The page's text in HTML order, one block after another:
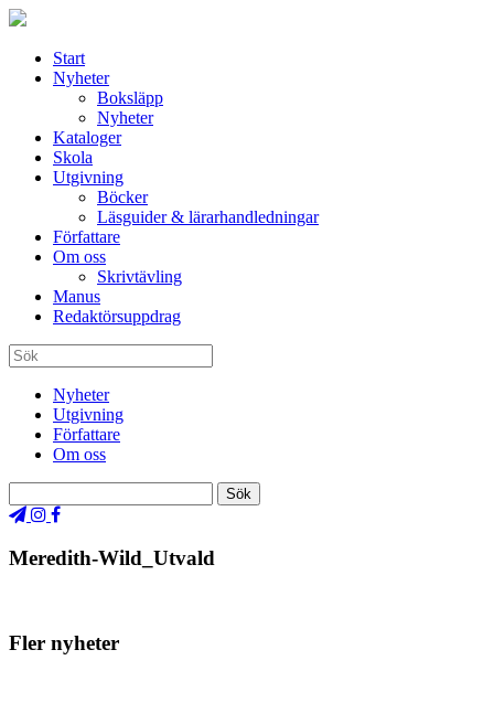
Start
Nyheter
Boksläpp
Nyheter
Kataloger
Skola
Utgivning
Böcker
Läsguider & lärarhandledningar
Författare
Om oss
Skrivtävling
Manus
Redaktörsuppdrag
Nyheter
Utgivning
Författare
Om oss
Meredith-Wild_Utvald
Fler nyheter